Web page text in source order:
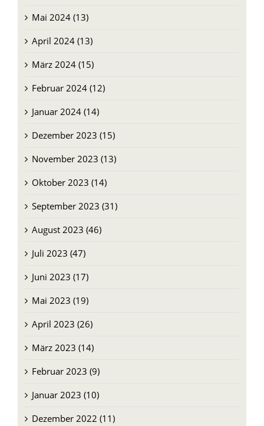
Mai 2024 (13)
April 2024 (13)
März 2024 (15)
Februar 2024 (12)
Januar 2024 (14)
Dezember 2023 (15)
November 2023 (13)
Oktober 2023 (14)
September 2023 (31)
August 2023 (46)
Juli 2023 (47)
Juni 2023 (17)
Mai 2023 (19)
April 2023 (26)
März 2023 (14)
Februar 2023 (9)
Januar 2023 (10)
Dezember 2022 (11)